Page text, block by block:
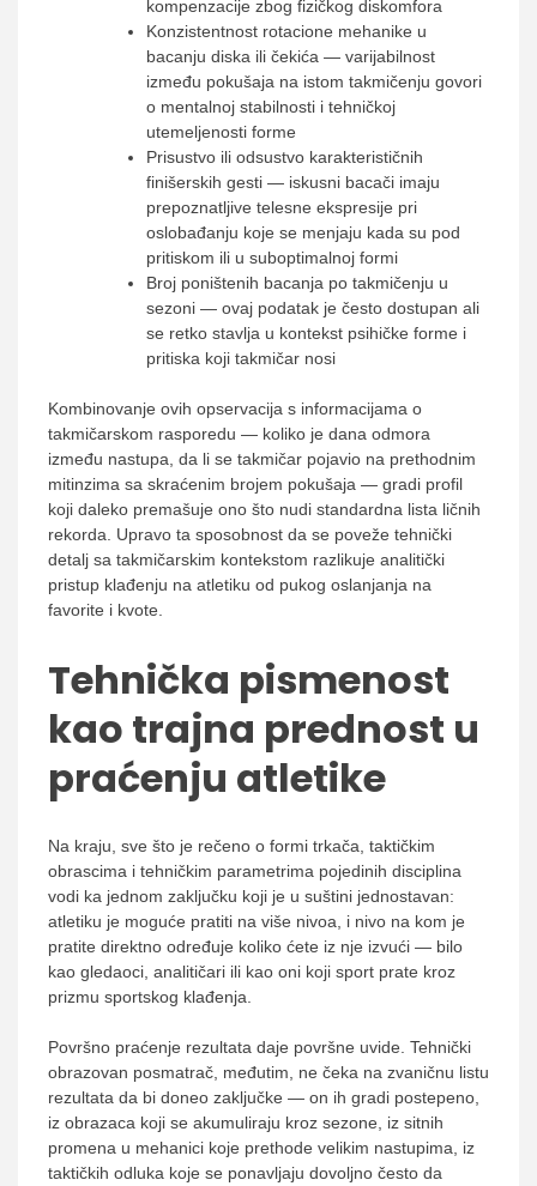
kompenzacije zbog fizičkog diskomfora
Konzistentnost rotacione mehanike u
bacanju diska ili čekića — varijabilnost
između pokušaja na istom takmičenju govori
o mentalnoj stabilnosti i tehničkoj
utemeljenosti forme
Prisustvo ili odsustvo karakterističnih
finišerskih gesti — iskusni bacači imaju
prepoznatljive telesne ekspresije pri
oslobađanju koje se menjaju kada su pod
pritiskom ili u suboptimalnoj formi
Broj poništenih bacanja po takmičenju u
sezoni — ovaj podatak je često dostupan ali
se retko stavlja u kontekst psihičke forme i
pritiska koji takmičar nosi
Kombinovanje ovih opservacija s informacijama o
takmičarskom rasporedu — koliko je dana odmora
između nastupa, da li se takmičar pojavio na prethodnim
mitinzima sa skraćenim brojem pokušaja — gradi profil
koji daleko premašuje ono što nudi standardna lista ličnih
rekorda. Upravo ta sposobnost da se poveže tehnički
detalj sa takmičarskim kontekstom razlikuje analitički
pristup klađenju na atletiku od pukog oslanjanja na
favorite i kvote.
Tehnička pismenost
kao trajna prednost u
praćenju atletike
Na kraju, sve što je rečeno o formi trkača, taktičkim
obrascima i tehničkim parametrima pojedinih disciplina
vodi ka jednom zaključku koji je u suštini jednostavan:
atletiku je moguće pratiti na više nivoa, i nivo na kom je
pratite direktno određuje koliko ćete iz nje izvući — bilo
kao gledaoci, analitičari ili kao oni koji sport prate kroz
prizmu sportskog klađenja.
Površno praćenje rezultata daje površne uvide. Tehnički
obrazovan posmatrač, međutim, ne čeka na zvaničnu listu
rezultata da bi doneo zaključke — on ih gradi postepeno,
iz obrazaca koji se akumuliraju kroz sezone, iz sitnih
promena u mehanici koje prethode velikim nastupima, iz
taktičkih odluka koje se ponavljaju dovoljno često da